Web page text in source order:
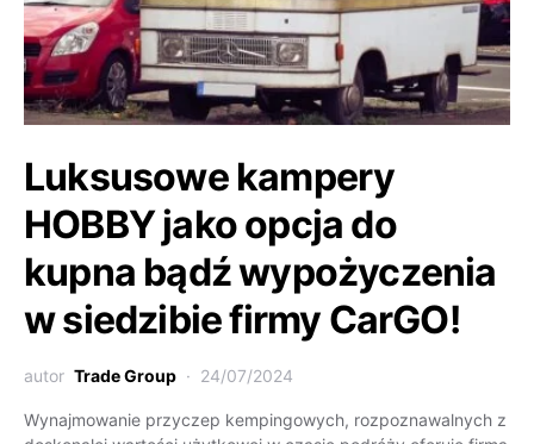
Luksusowe kampery
HOBBY jako opcja do
kupna bądź wypożyczenia
w siedzibie firmy CarGO!
autor Trade Group 24/07/2024
Wynajmowanie przyczep kempingowych, rozpoznawalnych z